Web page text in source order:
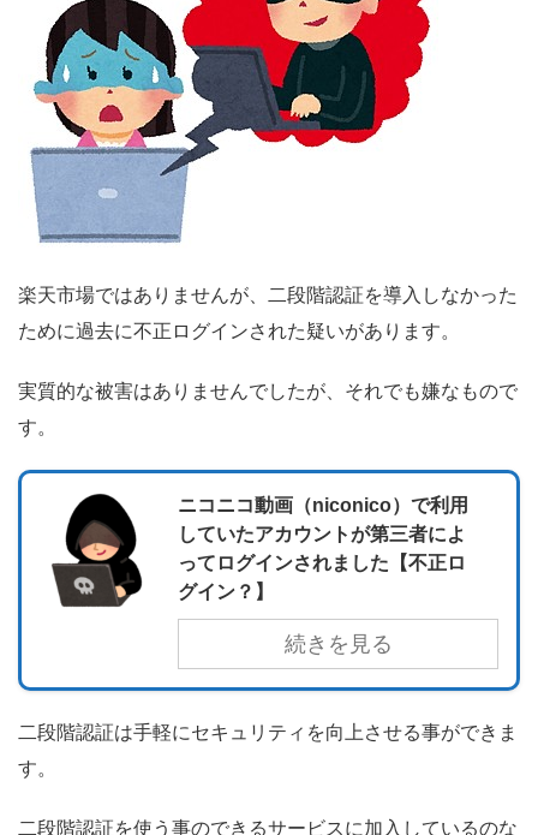
楽天市場ではありませんが、二段階認証を導入しなかった
ために過去に不正ログインされた疑いがあります。
実質的な被害はありませんでしたが、それでも嫌なもので
す。
ニコニコ動画（niconico）で利用
していたアカウントが第三者によ
ってログインされました【不正ロ
グイン？】
続きを見る
二段階認証は手軽にセキュリティを向上させる事ができま
す。
二段階認証を使う事のできるサービスに加入しているのな